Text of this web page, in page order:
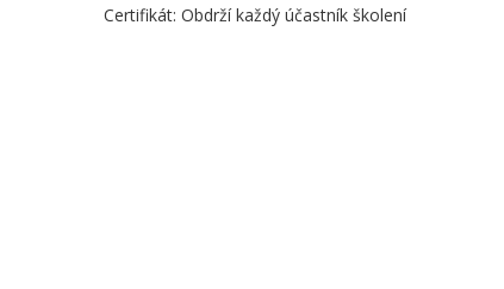
Certifikát: Obdrží každý účastník školení